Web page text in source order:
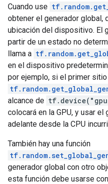
Cuando use
obtener el generador global,
ubicación del dispositivo. El
partir de un estado no
llama a
en el dispositivo
por ejemplo, si el primer
alcance de
colocará en la GPU, y usar
adelante desde la CPU
También hay una función
generador global con otro
esta función debe usarse